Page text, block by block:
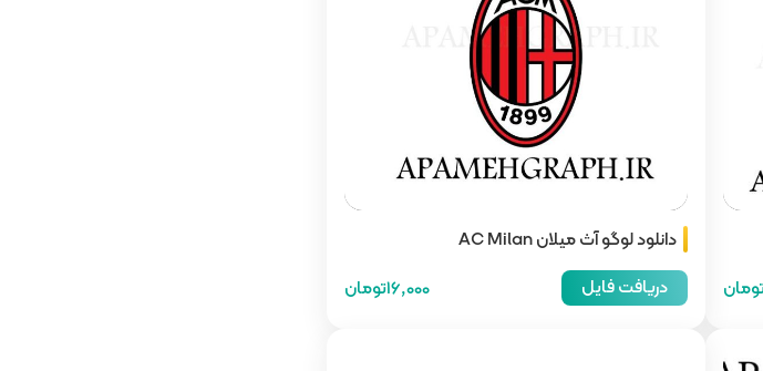
دانلود لوگو آث میلان AC Milan
دریافت فایل
16,000تومان